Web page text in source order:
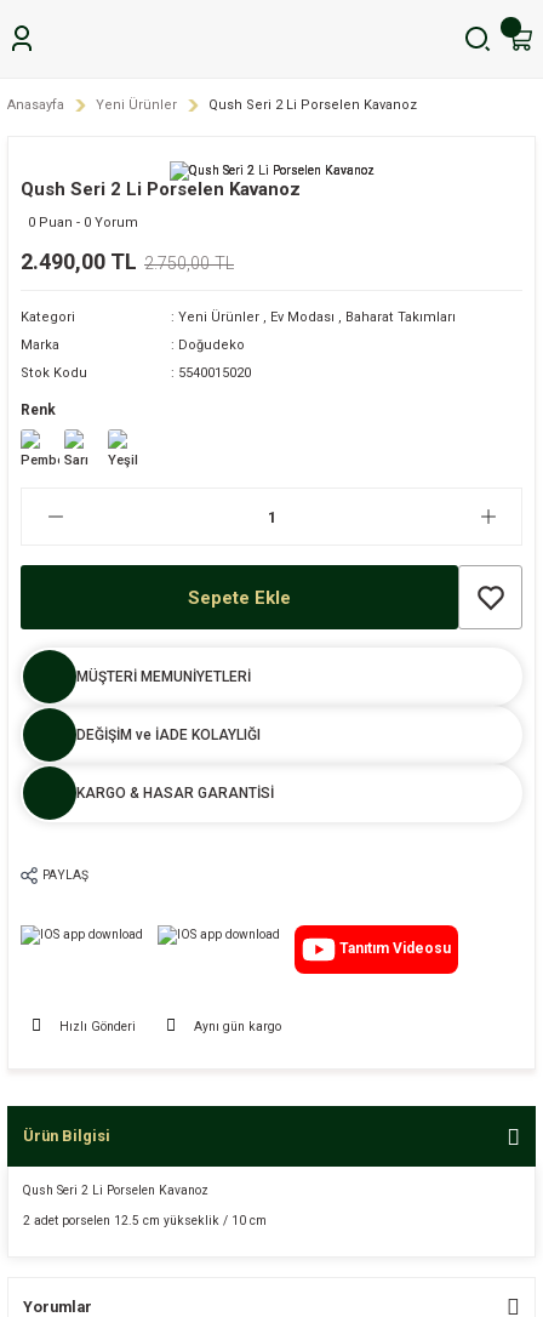
Anasayfa Yeni Ürünler Qush Seri 2 Li Porselen Kavanoz
Qush Seri 2 Li Porselen Kavanoz
0 Puan - 0 Yorum
2.490,00 TL 2.750,00 TL
Kategori Yeni Ürünler , Ev Modası , Baharat Takımları
Marka
Doğudeko
Stok Kodu
5540015020
Renk
Sepete Ekle
MÜŞTERİ MEMUNİYETLERİ
DEĞİŞİM ve İADE KOLAYLIĞI
KARGO & HASAR GARANTİSİ
PAYLAŞ
Tanıtım Videosu
Hızlı Gönderi Aynı gün kargo
Ürün Bilgisi
Qush Seri 2 Li Porselen Kavanoz
2 adet porselen 12.5 cm yükseklik / 10 cm
Yorumlar